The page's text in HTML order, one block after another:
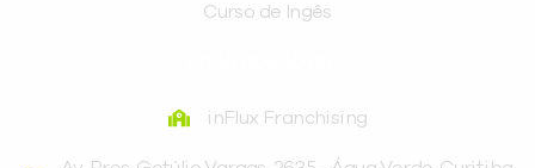
Curso de Ingês
inFlux Franchising